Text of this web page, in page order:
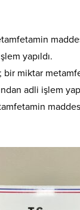
yapıldı.
bir miktar
adli işlem